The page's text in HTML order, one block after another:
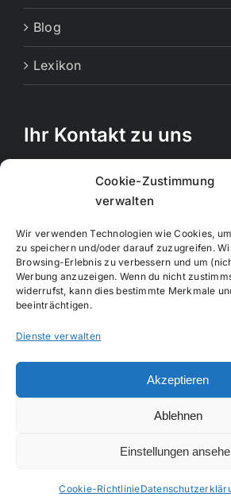
Cookie-Zustimmung
verwalten
Wir verwenden Technologien wie Cookies,
zu speichern und/oder darauf zuzugreifen.
Browsing-Erlebnis zu verbessern und um
Werbung anzuzeigen. Wenn du nicht
widerrufst, kann dies bestimmte Merkmale
beeinträchtigen.
Dienste verwalten
Akzeptieren
Ablehnen
Einstellungen
Cookie-Richtlinie
Blog
Lexikon
Ihr Kontakt zu uns
Rechbergstraße 11
73770 Denkendorf
Handy:017663847664
E-Mail:info@creativemotion-
Webseite:www.creativemotion-
Impressum